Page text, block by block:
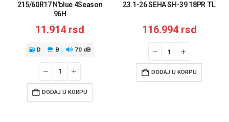
215/60R17 N’blue 4Season
96H
11.914 rsd
D B 70 dB
DODAJ U KORPU
23.1-26 SEHA SH-39 18PR TL
116.994 rsd
DODAJ U KORPU